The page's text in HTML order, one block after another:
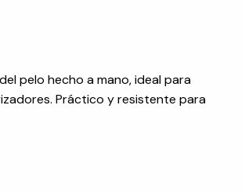
pelo hecho a mano, ideal para
Práctico y resistente para